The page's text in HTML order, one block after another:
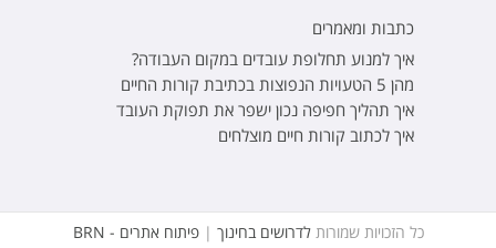
כתבות ומאמרים
איך למנוע תחלופת עובדים במקום העבודה?
מהן 5 הטעויות הנפוצות בכתיבת קורות החיים
איך תהליך חפיפה נכון ישפר את תפוקת העובד
איך לכתוב קורות חיים מוצלחים
כל הזכויות שמורותלדרושים בחינוך |פיתוח אתרים - BRN